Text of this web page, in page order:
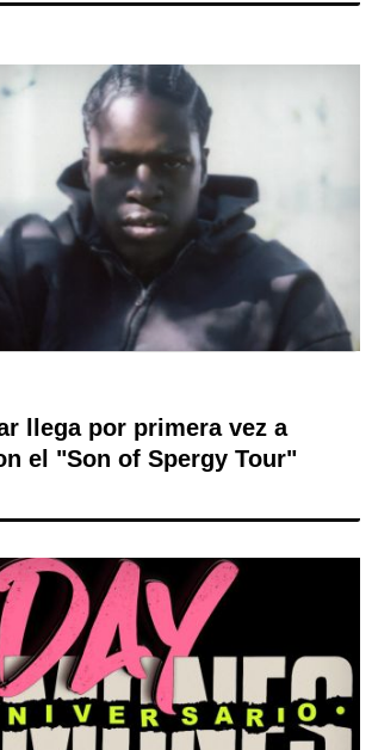
llega por primera vez a
el "Son of Spergy Tour"